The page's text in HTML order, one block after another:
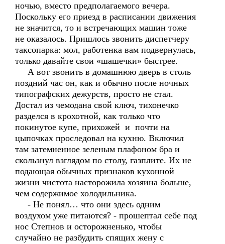
ночью, вместо предполагаемого вечера.
Поскольку его приезд в расписании движения
не значится, то и встречающих машин тоже
не оказалось. Пришлось звонить диспетчеру
таксопарка: мол, работенка вам подвернулась,
только давайте свои «шашечки» быстрее.
А вот звонить в домашнюю дверь в столь
поздний час он, как и обычно после ночных
типографских дежурств, просто не стал.
Достал из чемодана свой ключ, тихонечко
разделся в крохотной, как только что
покинутое купе, прихожей и почти на
цыпочках проследовал на кухню. Включил
там затемненное зеленым плафоном бра и
скользнул взглядом по столу, газплите. Их не
подающая обычных признаков кухонной
жизни чистота насторожила хозяина больше,
чем содержимое холодильника.
- Не понял… что они здесь одним
воздухом уже питаются? - прошептал себе под
нос Степнов и осторожненько, чтобы
случайно не разбудить спящих жену с